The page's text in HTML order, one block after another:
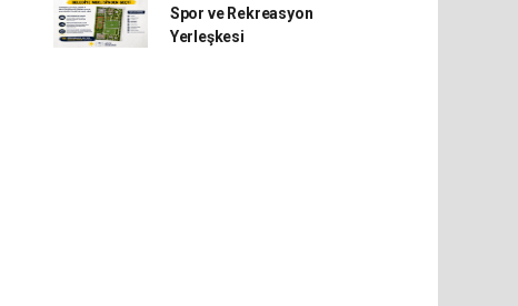
Spor ve Rekreasyon
Yerleşkesi